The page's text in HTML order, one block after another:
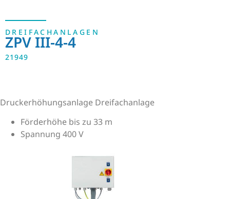
DREIFACHANLAGEN
ZPV III-4-4
21949
Druckerhöhungsanlage Dreifachanlage
Förderhöhe bis zu 33 m
Spannung 400 V